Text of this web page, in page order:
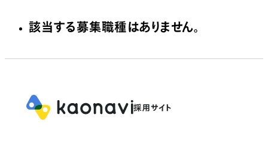
該当する募集職種はありません。